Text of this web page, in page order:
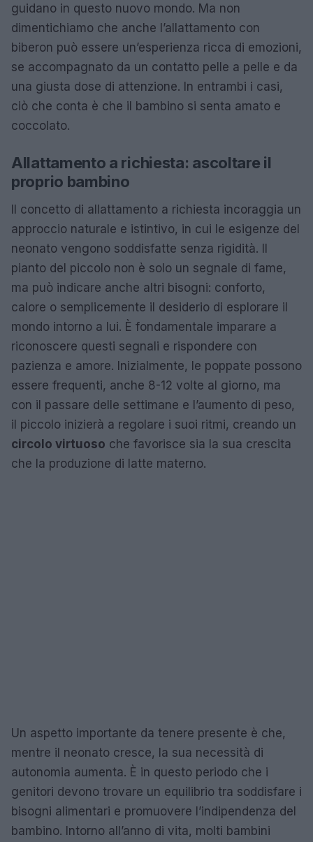
guidano in questo nuovo mondo. Ma non
dimentichiamo che anche l’allattamento con
biberon può essere un’esperienza ricca di emozioni,
se accompagnato da un contatto pelle a pelle e da
una giusta dose di attenzione. In entrambi i casi,
ciò che conta è che il bambino si senta amato e
coccolato.
Allattamento a richiesta: ascoltare il
proprio bambino
Il concetto di allattamento a richiesta incoraggia un
approccio naturale e istintivo, in cui le esigenze del
neonato vengono soddisfatte senza rigidità. Il
pianto del piccolo non è solo un segnale di fame,
ma può indicare anche altri bisogni: conforto,
calore o semplicemente il desiderio di esplorare il
mondo intorno a lui. È fondamentale imparare a
riconoscere questi segnali e rispondere con
pazienza e amore. Inizialmente, le poppate possono
essere frequenti, anche 8-12 volte al giorno, ma
con il passare delle settimane e l’aumento di peso,
il piccolo inizierà a regolare i suoi ritmi, creando un
circolo virtuoso che favorisce sia la sua crescita
che la produzione di latte materno.
Un aspetto importante da tenere presente è che,
mentre il neonato cresce, la sua necessità di
autonomia aumenta. È in questo periodo che i
genitori devono trovare un equilibrio tra soddisfare i
bisogni alimentari e promuovere l’indipendenza del
bambino. Intorno all’anno di vita, molti bambini